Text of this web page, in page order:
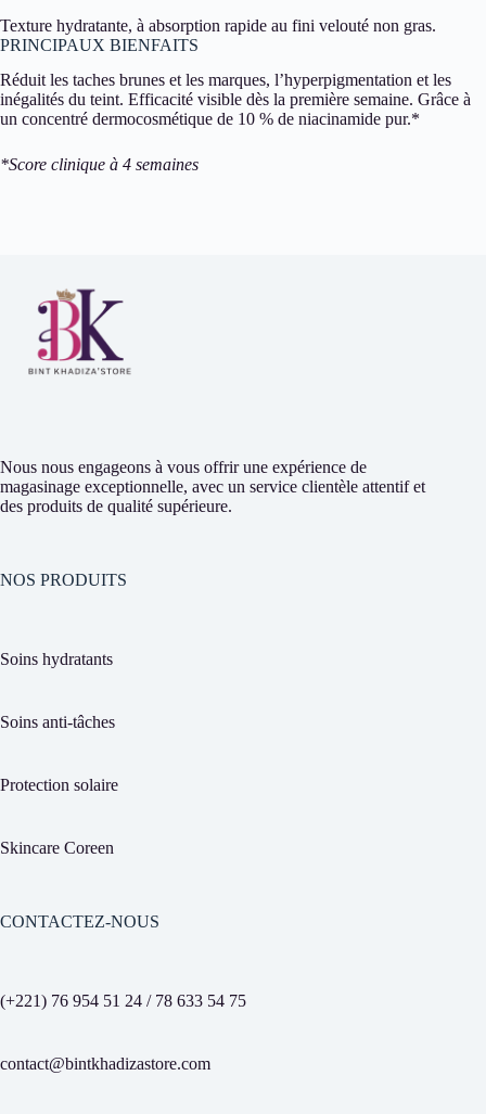
Texture hydratante, à absorption rapide au fini velouté non gras.
PRINCIPAUX BIENFAITS
Réduit les taches brunes et les marques, l’hyperpigmentation et les
inégalités du teint. Efficacité visible dès la première semaine. Grâce à
un concentré dermocosmétique de 10 % de niacinamide pur.*
*Score clinique à 4 semaines
Nous nous engageons à vous offrir une expérience de
magasinage exceptionnelle, avec un service clientèle attentif et
des produits de qualité supérieure.
NOS PRODUITS
Soins hydratants
Soins anti-tâches
Protection solaire
Skincare Coreen
CONTACTEZ-NOUS
(+221) 76 954 51 24 / 78 633 54 75
contact@bintkhadizastore.com